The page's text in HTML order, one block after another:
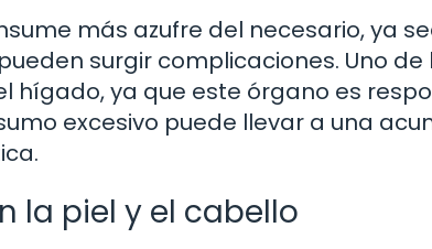
más azufre del necesario, ya
surgir complicaciones. Uno
hígado, ya que este órgano es
excesivo puede llevar a una
la piel y el cabello